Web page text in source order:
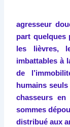
agresseur
part quelques
les lièvres,
imbattables à
de
humains
chasseurs
sommes
distribué aux